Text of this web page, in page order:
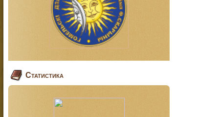
Статистика